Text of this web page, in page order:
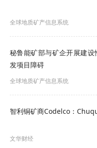
全球地质矿产信息系统
秘鲁能矿部与矿企开展建
发项目障碍
全球地质矿产信息系统
智利铜矿商Codelco：
文华财经